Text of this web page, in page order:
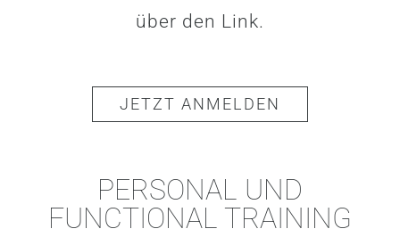
über den Link.
JETZT ANMELDEN
PERSONAL UND
FUNCTIONAL TRAINING